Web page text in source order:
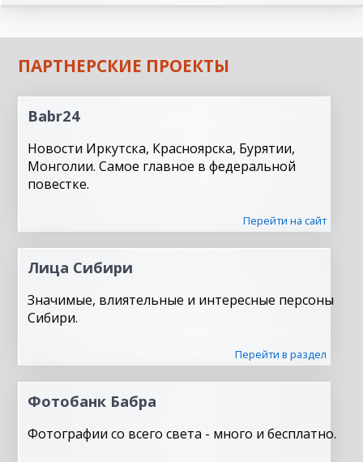
ПАРТНЕРСКИЕ ПРОЕКТЫ
Babr24
Новости Иркутска, Красноярска, Бурятии,
Монголии. Самое главное в федеральной
повестке.
Перейти на сайт
Лица Сибири
Значимые, влиятельные и интересные персоны
Сибири.
Перейти в раздел
Фотобанк Бабра
Фотографии со всего света - много и бесплатно.